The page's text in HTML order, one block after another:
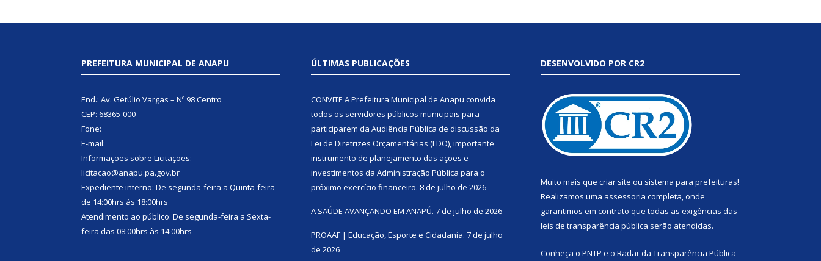
PREFEITURA MUNICIPAL DE ANAPU
End.: Av. Getúlio Vargas – Nº 98 Centro
CEP: 68365-000
Fone:
E-mail:
Informações sobre Licitações:
licitacao@anapu.pa.gov.br
Expediente interno: De segunda-feira a Quinta-feira
de 14:00hrs às 18:00hrs
Atendimento ao público: De segunda-feira a Sexta-
feira das 08:00hrs às 14:00hrs
ÚLTIMAS PUBLICAÇÕES
CONVITE A Prefeitura Municipal de Anapu convida
todos os servidores públicos municipais para
participarem da Audiência Pública de discussão da
Lei de Diretrizes Orçamentárias (LDO), importante
instrumento de planejamento das ações e
investimentos da Administração Pública para o
próximo exercício financeiro. 8 de julho de 2026
A SAÚDE AVANÇANDO EM ANAPÚ. 7 de julho de 2026
PROAAF | Educação, Esporte e Cidadania. 7 de julho
de 2026
DESENVOLVIDO POR CR2
Muito mais que criar site ou sistema para prefeituras!
Realizamos uma assessoria completa, onde
garantimos em contrato que todas as exigências das
leis de transparência pública serão atendidas.
Conheça o PNTP e o Radar da Transparência Pública